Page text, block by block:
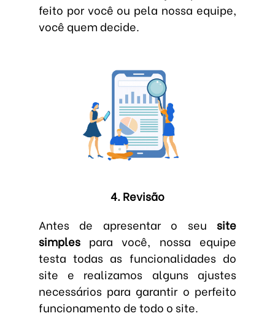
feito por você ou pela nossa equipe,
você quem decide.
4. Revisão
Antes de apresentar o seusite
simplespara você, nossa equipe
testa todas as funcionalidades do
site e realizamos alguns ajustes
necessários para garantir o perfeito
funcionamento de todo o site.